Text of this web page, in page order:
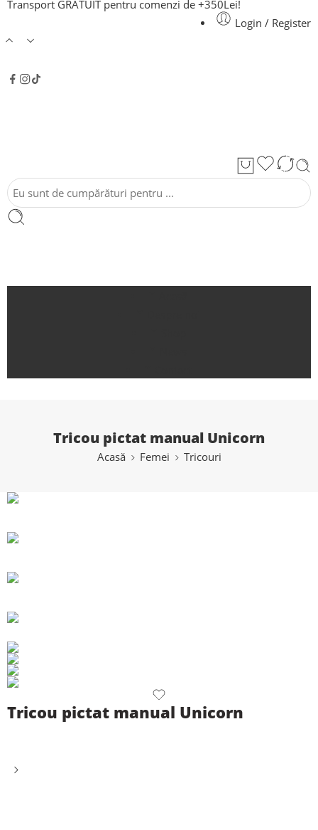
Transport GRATUIT pentru comenzi de +350Lei!
Login / Register
Tricou pictat manual Unicorn
Acasă Femei Tricouri
Tricou pictat manual Unicorn